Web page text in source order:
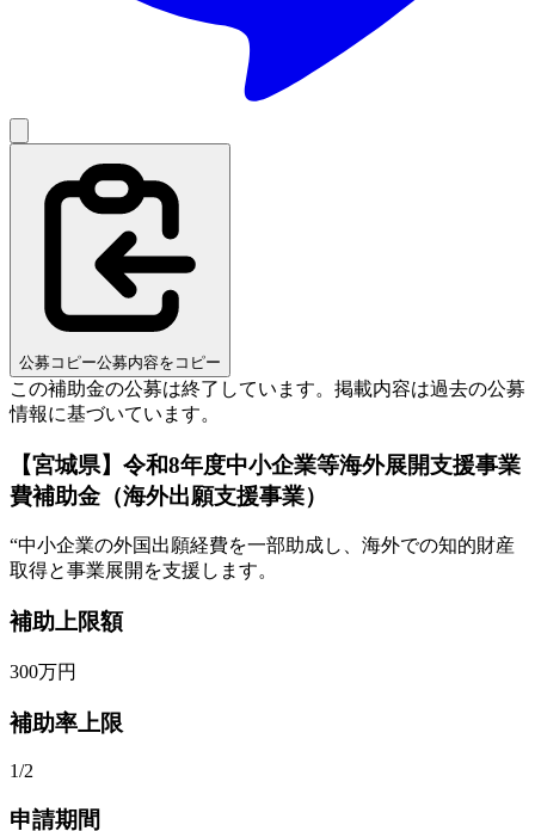
公募コピー公募内容をコピー
この補助金の公募は終了しています。 掲載内容は過去の公募
情報に基づいています。
【宮城県】令和8年度中小企業等海外展開支援事業
費補助金（海外出願支援事業）
“中小企業の外国出願経費を一部助成し、海外での知的財産
取得と事業展開を支援します。
補助上限額
300万円
補助率上限
1/2
申請期間